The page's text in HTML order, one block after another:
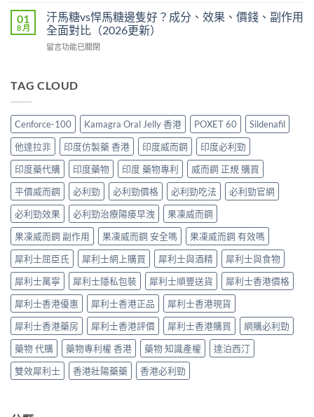
價
比
較、
辨
購
買
指
南〉
中
哪
裡
最
POXET-
原
廠
比
較
及
正
貨
分
辨
指
南〉
中
格
2026：
香
港
買
Super
Tadarise
雙
效
片
效
果
與
選
購
指
南〉
中
度
壯
陽
藥
2026：
士
必
睇
的
印
度
仿
製
藥
選
購
指
南〉
中
01
8 月
汗馬糖vs悍馬糖邊隻好？成分、效果、價錢、副作用
全面對比（2026更新）
在
糖
馬
糖
邊
隻
好？
成
分、
效
果、
價
錢、
副
作
用
全
面
對
比
（2026
更
新）〉
中
留言功能已關閉
TAG CLOUD
Cenforce-100 Kamagra Oral Jelly 香港 POXET 60
Sildenafil
他達拉非
印度仿製藥 香港 印度威而鋼
印度必利勁
印度藥代購
印度藥物 印度 藥物專利
威而鋼 正規 購買
平價威而鋼
必利勁 必利勁價格 必利勁吃法
必利勁官網
必利勁效果
必利勁治療陽痿早洩
果凍威而鋼
果凍威而鋼 副作用
果凍威而鋼 安全嗎
果凍威而鋼 有效嗎
犀利士屈臣氏
犀利士網上購買 犀利士與酒精
犀利士與食物
犀利士萬寧
犀利士隱私包裝 犀利士順豐送貨
犀利士香港價格
犀利士香港優惠
犀利士香港正品
犀利士香港現貨
犀利士香港藥房
犀利士香港評價 犀利士香港購買
網購必利勁
藥物 代購
藥物專利權 香港 藥物 知識產權
達泊西汀
雙效犀利士
香港壯陽藥藥 香港必利勁